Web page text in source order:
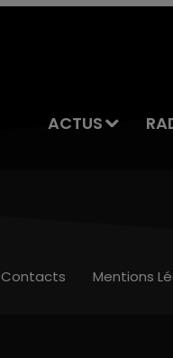
ACTUS
Contacts Mentions